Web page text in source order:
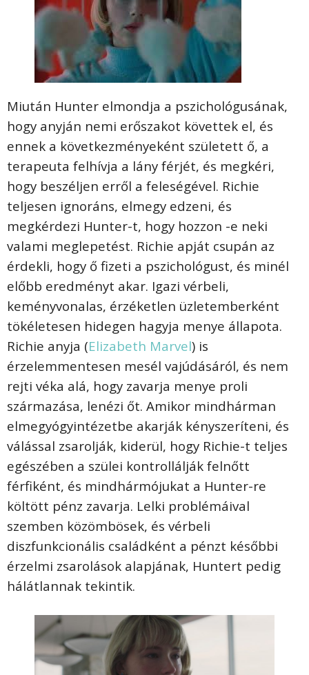
Miután Hunter elmondja a pszichológusának,
hogy anyján nemi erőszakot követtek el, és
ennek a következményeként született ő, a
terapeuta felhívja a lány férjét, és megkéri,
hogy beszéljen erről a feleségével. Richie
teljesen ignoráns, elmegy edzeni, és
megkérdezi Hunter-t, hogy hozzon -e neki
valami meglepetést. Richie apját csupán az
érdekli, hogy ő fizeti a pszichológust, és minél
előbb eredményt akar. Igazi vérbeli,
keményvonalas, érzéketlen üzletemberként
tökéletesen hidegen hagyja menye állapota.
Richie anyja (Elizabeth Marvel) is
érzelemmentesen mesél vajúdásáról, és nem
rejti véka alá, hogy zavarja menye proli
származása, lenézi őt. Amikor mindhárman
elmegyógyintézetbe akarják kényszeríteni, és
válással zsarolják, kiderül, hogy Richie-t teljes
egészében a szülei kontrollálják felnőtt
férfiként, és mindhármójukat a Hunter-re
költött pénz zavarja. Lelki problémáival
szemben közömbösek, és vérbeli
diszfunkcionális családként a pénzt későbbi
érzelmi zsarolások alapjának, Huntert pedig
hálátlannak tekintik.